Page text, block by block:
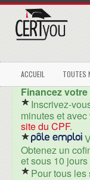
ACCUEIL TOUTES
Financez
Inscrivez-
minutes et avec
site du CPF.
Obtenez un
et sous 10
Pour tous